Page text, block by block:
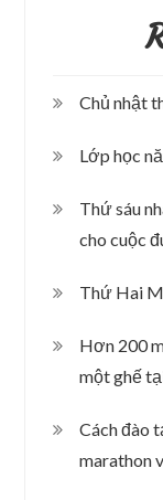
Chủ nhật
Lớp học
Thứ sáu
cho cuộc
Thứ Hai
Hơn 200
một ghế
Cách đào
marathon